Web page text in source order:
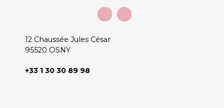
12 Chaussée Jules César
95520 OSNY
+33 1 30 30 89 98